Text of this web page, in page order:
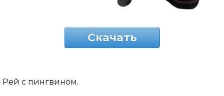
Скачать
Рей с пингвином.